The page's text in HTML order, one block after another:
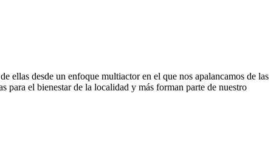
ellas desde un enfoque multiactor en el que nos apalancamos de las
para el bienestar de la localidad y más forman parte de nuestro